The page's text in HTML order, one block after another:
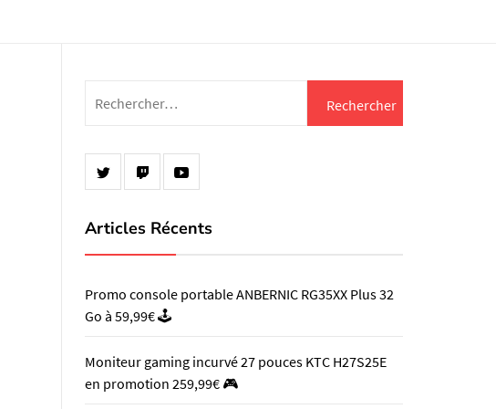
Articles Récents
Promo console portable ANBERNIC RG35XX Plus 32
Go à 59,99€ 🕹️
Moniteur gaming incurvé 27 pouces KTC H27S25E
en promotion 259,99€ 🎮